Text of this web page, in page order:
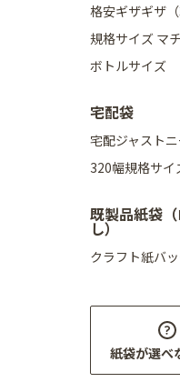
格安ギザギザ（
規格サイズ マ
ボトルサイズ
宅配袋
宅配ジャスト
320幅規格サイ
既製品紙袋
し）
クラフト紙バ
紙袋が選べ